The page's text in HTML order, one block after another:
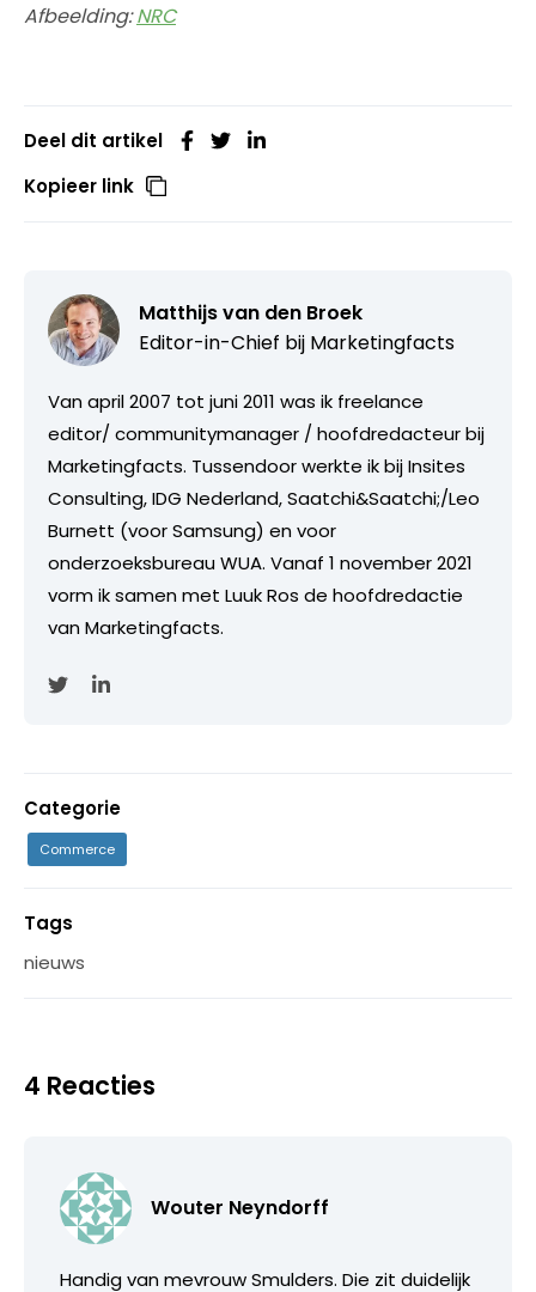
Afbeelding:NRC
Deel dit artikel
Kopieer link
Matthijs van den Broek
Editor-in-Chief bij Marketingfacts
Van april 2007 tot juni 2011 was ik freelance
editor/ communitymanager / hoofdredacteur bij
Marketingfacts. Tussendoor werkte ik bij Insites
Consulting, IDG Nederland, Saatchi&Saatchi;/Leo
Burnett (voor Samsung) en voor
onderzoeksbureau WUA. Vanaf 1 november 2021
vorm ik samen met Luuk Ros de hoofdredactie
van Marketingfacts.
Categorie
Commerce
Tags
nieuws
4 Reacties
Wouter Neyndorff
Handig van mevrouw Smulders. Die zit duidelijk